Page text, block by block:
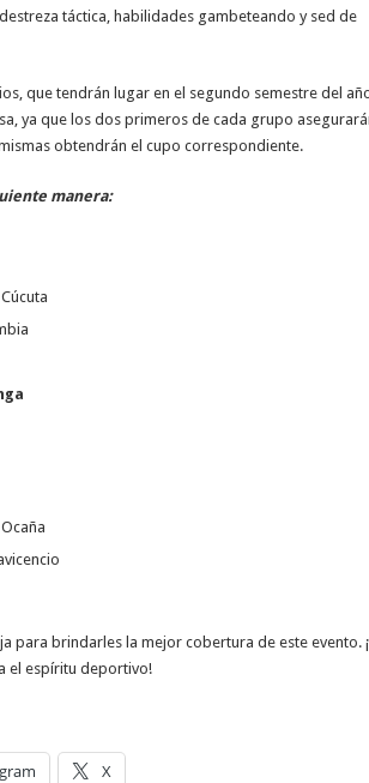
táctica, habilidades gambeteando y sed de
que tendrán lugar en el segundo semestre del
ya que los dos primeros de cada grupo
obtendrán el cupo correspondiente.
manera:
para brindarles la mejor cobertura de este evento.
el espíritu deportivo!
X